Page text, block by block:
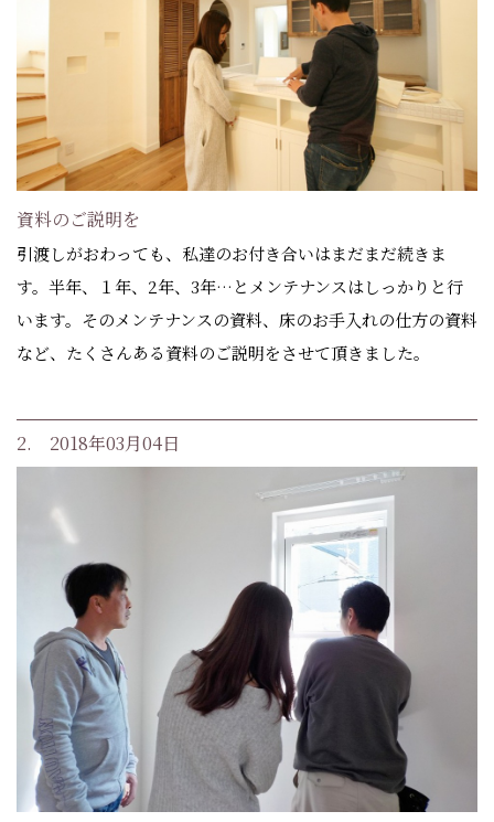
資料のご説明を
引渡しがおわっても、私達のお付き合いはまだまだ続きま
す。半年、１年、2年、3年…とメンテナンスはしっかりと行
います。そのメンテナンスの資料、床のお手入れの仕方の資料
など、たくさんある資料のご説明をさせて頂きました。
2. 2018年03月04日